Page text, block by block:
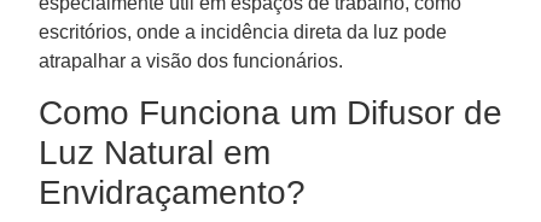
escritórios, onde a incidência direta da luz pode
atrapalhar a visão dos funcionários.
Como Funciona um Difusor de
Luz Natural em
Envidraçamento?